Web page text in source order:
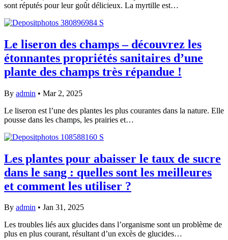
sont réputés pour leur goût délicieux. La myrtille est…
Le liseron des champs – découvrez les
étonnantes propriétés sanitaires d’une
plante des champs très répandue !
By admin • Mar 2, 2025
Le liseron est l’une des plantes les plus courantes dans la nature. Elle
pousse dans les champs, les prairies et…
Les plantes pour abaisser le taux de sucre
dans le sang : quelles sont les meilleures
et comment les utiliser ?
By admin • Jan 31, 2025
Les troubles liés aux glucides dans l’organisme sont un problème de
plus en plus courant, résultant d’un excès de glucides…